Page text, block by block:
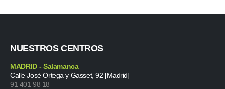
NUESTROS CENTROS
MADRID - Salamanca
Calle José Ortega y Gasset, 92 [Madrid]
91 401 98 18